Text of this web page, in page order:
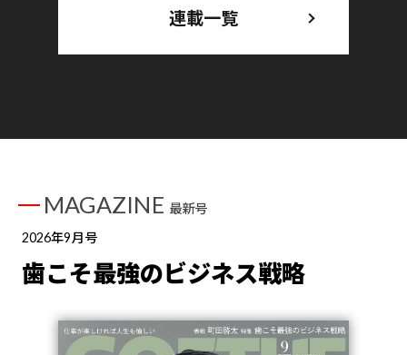
連載一覧
MAGAZINE 最新号
2026年9月号
歯こそ最強のビジネス戦略